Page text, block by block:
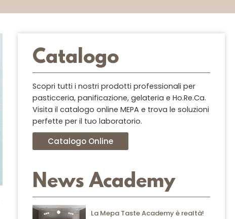
Catalogo
Scopri tutti i nostri prodotti professionali per
pasticceria, panificazione, gelateria e Ho.Re.Ca.
Visita il catalogo online MEPA e trova le soluzioni
perfette per il tuo laboratorio.
Catalogo Online
News Academy
La Mepa Taste Academy è realtà!